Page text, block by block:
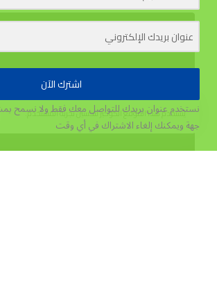
يستخدم هذا الموقع الكوكيز لتحسين تجربة المستخدم.
اشترك الآن
نستخدم عنوان بريدك للتواصل معك فقط ولا نسمح
جهةويمكنك إلغاء الاشتراك في أي وقت